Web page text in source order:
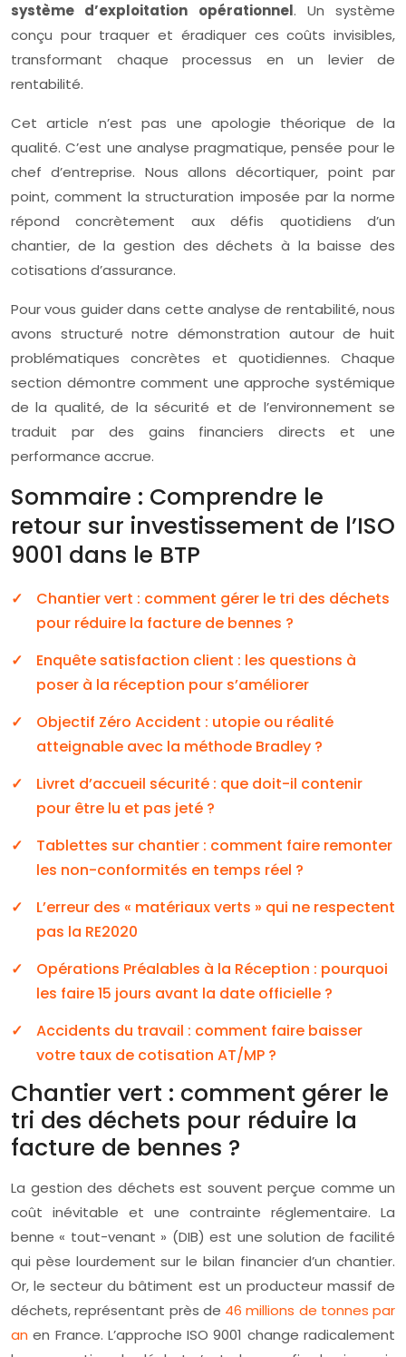
système d’exploitation opérationnel. Un système
conçu pour traquer et éradiquer ces coûts invisibles,
transformant chaque processus en un levier de
rentabilité.
Cet article n’est pas une apologie théorique de la
qualité. C’est une analyse pragmatique, pensée pour le
chef d’entreprise. Nous allons décortiquer, point par
point, comment la structuration imposée par la norme
répond concrètement aux défis quotidiens d’un
chantier, de la gestion des déchets à la baisse des
cotisations d’assurance.
Pour vous guider dans cette analyse de rentabilité, nous
avons structuré notre démonstration autour de huit
problématiques concrètes et quotidiennes. Chaque
section démontre comment une approche systémique
de la qualité, de la sécurité et de l’environnement se
traduit par des gains financiers directs et une
performance accrue.
Sommaire : Comprendre le
retour sur investissement de l’ISO
9001 dans le BTP
Chantier vert : comment gérer le tri des déchets
pour réduire la facture de bennes ?
Enquête satisfaction client : les questions à
poser à la réception pour s’améliorer
Objectif Zéro Accident : utopie ou réalité
atteignable avec la méthode Bradley ?
Livret d’accueil sécurité : que doit-il contenir
pour être lu et pas jeté ?
Tablettes sur chantier : comment faire remonter
les non-conformités en temps réel ?
L’erreur des « matériaux verts » qui ne respectent
pas la RE2020
Opérations Préalables à la Réception : pourquoi
les faire 15 jours avant la date officielle ?
Accidents du travail : comment faire baisser
votre taux de cotisation AT/MP ?
Chantier vert : comment gérer le
tri des déchets pour réduire la
facture de bennes ?
La gestion des déchets est souvent perçue comme un
coût inévitable et une contrainte réglementaire. La
benne « tout-venant » (DIB) est une solution de facilité
qui pèse lourdement sur le bilan financier d’un chantier.
Or, le secteur du bâtiment est un producteur massif de
déchets, représentant près de 46 millions de tonnes par
an en France. L’approche ISO 9001 change radicalement